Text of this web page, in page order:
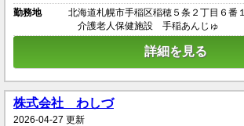
勤務地
北海道札幌市手稲区稲穂５条２丁目６番
介護老人保健施設 手稲あんじゅ
詳細を見る
株式会社 わしづ
2026-04-27 更新